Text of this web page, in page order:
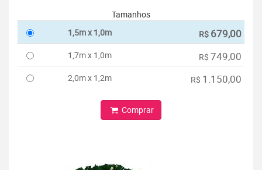
Tamanhos
1,5m x 1,0m
R$ 679,00
1,7m x 1,0m R$ 749,00
2,0m x 1,2m R$ 1.150,00
Comprar